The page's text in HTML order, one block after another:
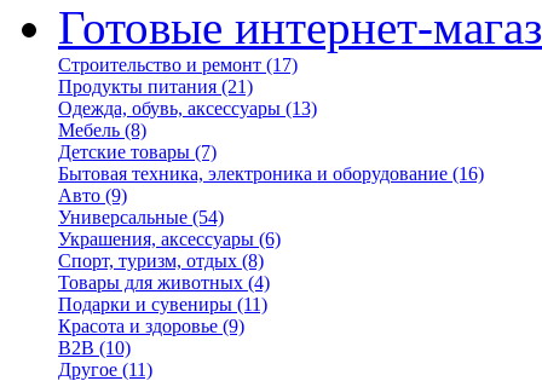
Готовые интернет-
Строительство и ремонт (17)
Продукты питания (21)
Одежда, обувь, аксессуары (13)
Мебель (8)
Детские товары (7)
Бытовая техника, электроника и оборудование (16)
Авто (9)
Универсальные (54)
Украшения, аксессуары (6)
Спорт, туризм, отдых (8)
Товары для животных (4)
Подарки и сувениры (11)
Красота и здоровье (9)
B2B (10)
Другое (11)